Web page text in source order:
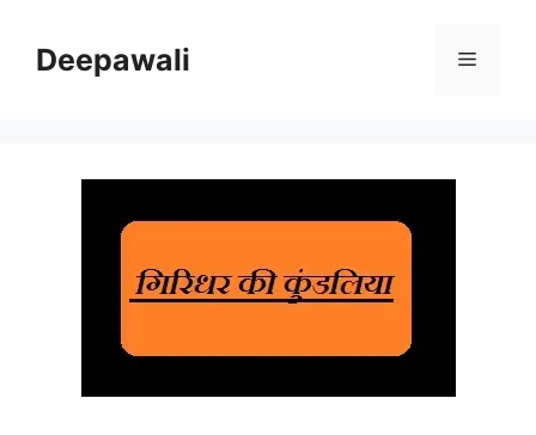
contentDeepawali Menu